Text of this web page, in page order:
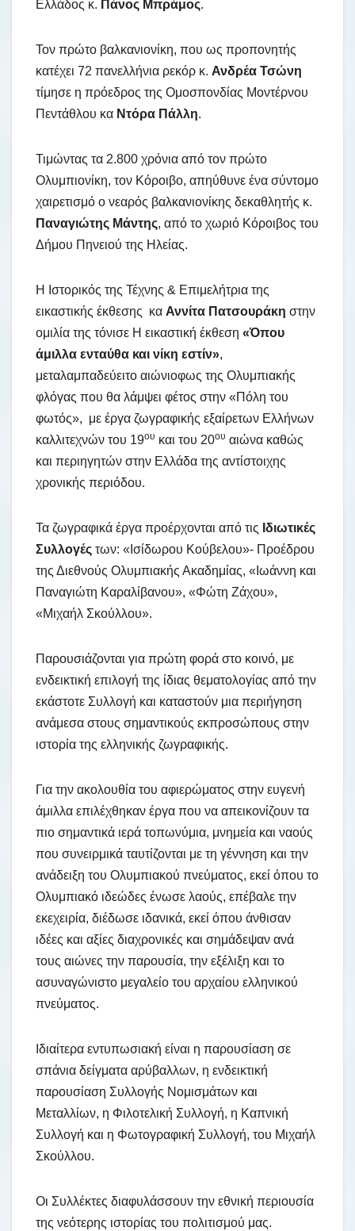
Ελλάδος κ. Πάνος Μπράμος.
Τον πρώτο βαλκανιονίκη, που ως προπονητής
κατέχει 72 πανελλήνια ρεκόρ κ. Ανδρέα Τσώνη
τίμησε η πρόεδρος της Ομοσπονδίας Μοντέρνου
Πεντάθλου κα Ντόρα Πάλλη.
Τιμώντας τα 2.800 χρόνια από τον πρώτο
Ολυμπιονίκη, τον Κόροιβο, απηύθυνε ένα σύντομο
χαιρετισμό ο νεαρός βαλκανιονίκης δεκαθλητής κ.
Παναγιώτης Μάντης, από το χωριό Κόροιβος του
Δήμου Πηνειού της Ηλείας.
Η Ιστορικός της Τέχνης & Επιμελήτρια της
εικαστικής έκθεσης κα Αννίτα Πατσουράκη στην
ομιλία της τόνισε Η εικαστική έκθεση «Όπου
άμιλλα ενταύθα και νίκη εστίν»,
μεταλαμπαδεύειτο αιώνιοφως της Ολυμπιακής
φλόγας που θα λάμψει φέτος στην «Πόλη του
φωτός», με έργα ζωγραφικής εξαίρετων Ελλήνων
καλλιτεχνών του 19ου και του 20ου αιώνα καθώς
και περιηγητών στην Ελλάδα της αντίστοιχης
χρονικής περιόδου.
Τα ζωγραφικά έργα προέρχονται από τις Ιδιωτικές
Συλλογές των: «Ισίδωρου Κούβελου»- Προέδρου
της Διεθνούς Ολυμπιακής Ακαδημίας, «Ιωάννη και
Παναγιώτη Καραλίβανου», «Φώτη Ζάχου»,
«Μιχαήλ Σκούλλου».
Παρουσιάζονται για πρώτη φορά στο κοινό, με
ενδεικτική επιλογή της ίδιας θεματολογίας από την
εκάστοτε Συλλογή και καταστούν μια περιήγηση
ανάμεσα στους σημαντικούς εκπροσώπους στην
ιστορία της ελληνικής ζωγραφικής.
Για την ακολουθία του αφιερώματος στην ευγενή
άμιλλα επιλέχθηκαν έργα που να απεικονίζουν τα
πιο σημαντικά ιερά τοπωνύμια, μνημεία και ναούς
που συνειρμικά ταυτίζονται με τη γέννηση και την
ανάδειξη του Ολυμπιακού πνεύματος, εκεί όπου το
Ολυμπιακό ιδεώδες ένωσε λαούς, επέβαλε την
εκεχειρία, διέδωσε ιδανικά, εκεί όπου άνθισαν
ιδέες και αξίες διαχρονικές και σημάδεψαν ανά
τους αιώνες την παρουσία, την εξέλιξη και το
ασυναγώνιστο μεγαλείο του αρχαίου ελληνικού
πνεύματος.
Ιδιαίτερα εντυπωσιακή είναι η παρουσίαση σε
σπάνια δείγματα αρύβαλλων, η ενδεικτική
παρουσίαση Συλλογής Νομισμάτων και
Μεταλλίων, η Φιλοτελική Συλλογή, η Καπνική
Συλλογή και η Φωτογραφική Συλλογή, του Μιχαήλ
Σκούλλου.
Οι Συλλέκτες διαφυλάσσουν την εθνική περιουσία
της νεότερης ιστορίας του πολιτισμού μας.